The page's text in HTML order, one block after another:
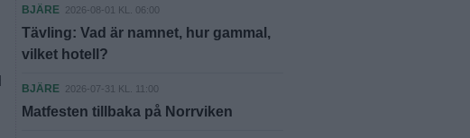
BJÄRE 2026-08-01 KL. 06:00
Tävling: Vad är namnet, hur gammal,
vilket hotell?
BJÄRE 2026-07-31 KL. 11:00
Matfesten tillbaka på Norrviken